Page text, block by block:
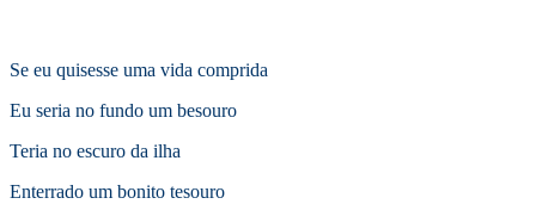
Se eu quisesse uma vida comprida
Eu seria no fundo um besouro
Teria no escuro da ilha
Enterrado um bonito tesouro